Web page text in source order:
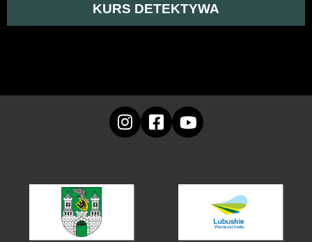
KURS DETEKTYWA